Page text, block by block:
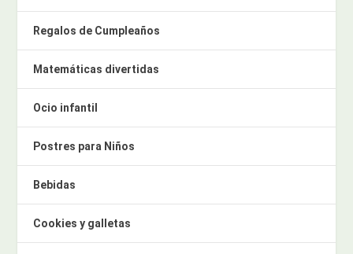
Regalos de Cumpleaños
Matemáticas divertidas
Ocio infantil
Postres para Niños
Bebidas
Cookies y galletas